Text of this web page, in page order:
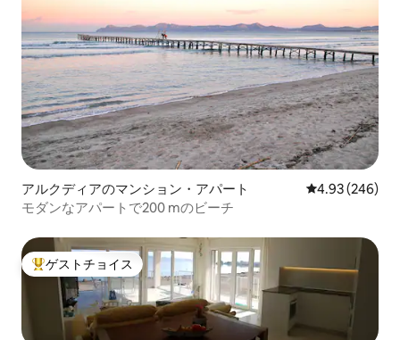
アルクディアのマンション・アパート レビュー246
4.93 (246)
モダンなアパートで200 mのビーチ
大好評のゲストチョイスです。
ゲストチョイス